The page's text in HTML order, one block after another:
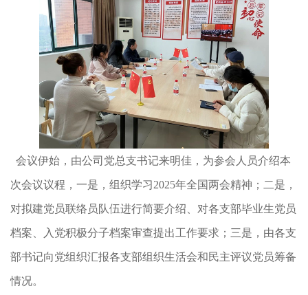
会议伊始，由公司党总支书记来明佳，为参会人员介绍本
次会议议程，一是，组织学习2025年全国两会精神；二是，
对拟建党员联络员队伍进行简要介绍、对各支部毕业生党员
档案、入党积极分子档案审查提出工作要求；三是，由各支
部书记向党组织汇报各支部组织生活会和民主评议党员筹备
情况。